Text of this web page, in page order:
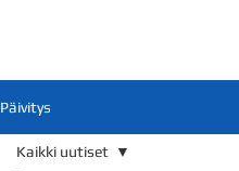
Päivitys
Kaikki uutiset